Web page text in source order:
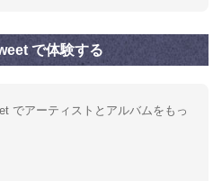
で体験する
でアーティストとアルバムをもっ